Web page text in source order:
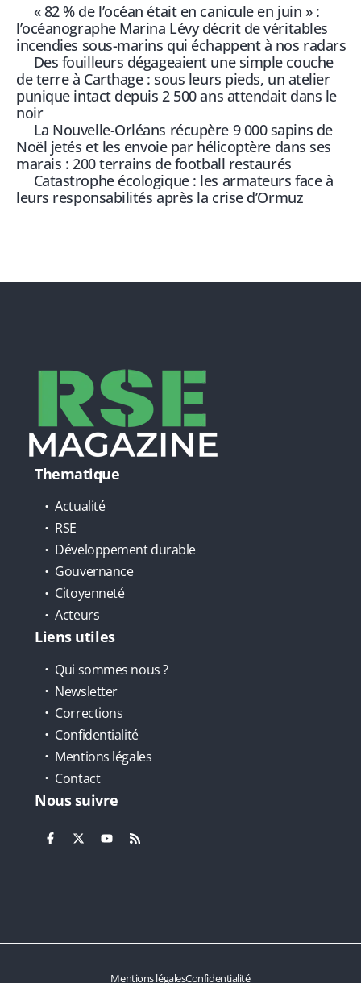
« 82 % de l’océan était en canicule en juin » :
l’océanographe Marina Lévy décrit de véritables
incendies sous-marins qui échappent à nos radars
Des fouilleurs dégageaient une simple couche
de terre à Carthage : sous leurs pieds, un atelier
punique intact depuis 2 500 ans attendait dans le
noir
La Nouvelle-Orléans récupère 9 000 sapins de
Noël jetés et les envoie par hélicoptère dans ses
marais : 200 terrains de football restaurés
Catastrophe écologique : les armateurs face à
leurs responsabilités après la crise d’Ormuz
Thematique
Actualité
RSE
Développement durable
Gouvernance
Citoyenneté
Acteurs
Liens utiles
Qui sommes nous ?
Newsletter
Corrections
Confidentialité
Mentions légales
Contact
Nous suivre
Mentions légalesConfidentialité